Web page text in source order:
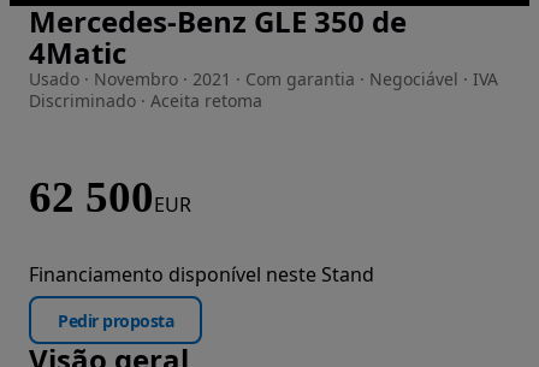
Imagem 1 de 48
Mercedes-Benz GLE 350 de
4Matic
Usado · Novembro · 2021 · Com garantia · Negociável · IVA
Discriminado · Aceita retoma
62 500EUR
Financiamento disponível neste Stand
Pedir proposta